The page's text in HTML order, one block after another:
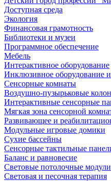
Доступная среда
Экология
Финансовая грамотность
Библиотеки и музеи
Программное обеспечение
Мебель
Интерактивное оборудование
Инклюзивное оборудование
Cенсорные комнаты
Воздушно-пузырьковые
Интерактивные сенсорные
Мягкая зона сенсорной
Развивающее и
Модульные игровые домики
Сухие бассейны
Сенсорные тактильные
Баланс и равновесие
Световые потолочные модули
Световая и песочная терапия